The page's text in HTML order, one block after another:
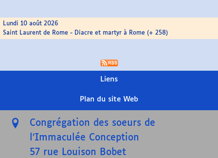
Lundi 10 août 2026
Saint Laurent de Rome - Diacre et martyr à Rome (+ 258)
Liens
Plan du site Web
Congrégation des soeurs de
l’Immaculée Conception
57 rue Louison Bobet